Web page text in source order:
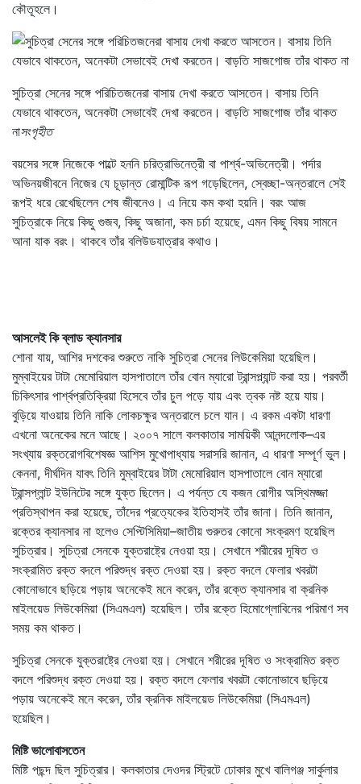
কৌতূহলে।
সুচিত্রা সেনের সঙ্গে পরিচিতজনেরা বাসায় দেখা করতে আসতেন। বাসায় তিনি
যেভাবে থাকতেন, অনেকটা সেভাবেই দেখা করতেন। বাড়তি সাজগোজ তাঁর থাকত
নাসংগৃহীত
বয়সের সঙ্গে নিজেকে পাল্টে হননি চরিত্রাভিনেত্রী বা পার্শ্ব-অভিনেত্রী। পর্দার
অভিনয়জীবনে নিজের যে চূড়ান্ত রোমান্টিক রূপ গড়েছিলেন, স্বেচ্ছা-অন্তরালে সেই
রূপই ধরে রেখেছিলেন শেষ জীবনেও। এ নিয়ে কম কথা হয়নি। বরং আজ
সুচিত্রাকে নিয়ে কিছু গুজব, কিছু অজানা, কম চর্চা হয়েছে, এমন কিছু বিষয় সামনে
আনা যাক বরং। থাকবে তাঁর বলিউডযাত্রার কথাও।
আসলেই কি ব্লাড ক্যানসার
শোনা যায়, আশির দশকের শুরুতে নাকি সুচিত্রা সেনের লিউকেমিয়া হয়েছিল।
মুম্বাইয়ের টাটা মেমোরিয়াল হাসপাতালে তাঁর বোন ম্যারো ট্রান্সপ্ল্যান্ট করা হয়। পরবর্তী
চিকিৎসার পার্শ্বপ্রতিক্রিয়া হিসেবে তাঁর চুল পড়ে যায় এবং ত্বক নষ্ট হয়ে যায়।
বুড়িয়ে যাওয়ায় তিনি নাকি লোকচক্ষুর অন্তরালে চলে যান। এ রকম একটা ধারণা
এখনো অনেকের মনে আছে। ২০০৭ সালে কলকাতার সাময়িকী আনন্দলোক–এর
সংখ্যায় রক্তরোগবিশেষজ্ঞ আশিস মুখোপাধ্যায় সরাসরি জানান, এ ধারণা সম্পূর্ণ ভুল।
কেননা, দীর্ঘদিন যাবৎ তিনি মুম্বাইয়ের টাটা মেমোরিয়াল হাসপাতালে বোন ম্যারো
ট্রান্সপ্লান্ট ইউনিটের সঙ্গে যুক্ত ছিলেন। এ পর্যন্ত যে কজন রোগীর অস্থিমজ্জা
প্রতিস্থাপন করা হয়েছে, তাঁদের প্রত্যেকের ইতিহাসই তাঁর জানা। তিনি জানান,
রক্তের ক্যানসার না হলেও সেপ্টিসিমিয়া–জাতীয় গুরুতর কোনো সংক্রমণ হয়েছিল
সুচিত্রার। সুচিত্রা সেনকে যুক্তরাষ্ট্রে নেওয়া হয়। সেখানে শরীরের দূষিত ও
সংক্রামিত রক্ত বদলে পরিশুদ্ধ রক্ত দেওয়া হয়। রক্ত বদলে ফেলার খবরটা
কোনোভাবে ছড়িয়ে পড়ায় অনেকেই মনে করেন, তাঁর রক্তে ক্যানসার বা ক্রনিক
মাইলয়েড লিউকেমিয়া (সিএমএল) হয়েছিল। তাঁর রক্তে হিমোগ্লোবিনের পরিমাণ সব
সময় কম থাকত।
সুচিত্রা সেনকে যুক্তরাষ্ট্রে নেওয়া হয়। সেখানে শরীরের দূষিত ও সংক্রামিত রক্ত
বদলে পরিশুদ্ধ রক্ত দেওয়া হয়। রক্ত বদলে ফেলার খবরটা কোনোভাবে ছড়িয়ে
পড়ায় অনেকেই মনে করেন, তাঁর ক্রনিক মাইলয়েড লিউকেমিয়া (সিএমএল)
হয়েছিল।
মিষ্টি ভালোবাসতেন
মিষ্টি পছন্দ ছিল সুচিত্রার। কলকাতার দেওদর স্ট্রিটে ঢোকার মুখে বালিগঞ্জ সার্কুলার